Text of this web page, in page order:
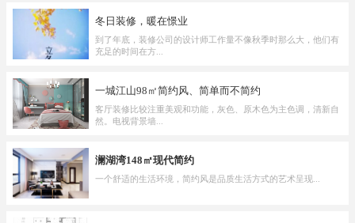
冬日装修，暖在憬业
到了年底，装修公司的设计师工作量不像秋季时那么大，他们有
充足的时间在方...
一城江山98㎡简约风、简单而不简约
客厅装修比较注重美观和功能，灰色、原木色为主色调，清新自
然。电视背景墙...
澜湖湾148㎡现代简约
一个舒适的生活环境，简约风是品质生活方式的艺术呈现...